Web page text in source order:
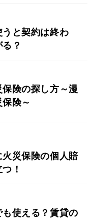
と契約は終わ
？
険の探し方～漫
険～
災保険の個人賠
！
使える？賃貸の